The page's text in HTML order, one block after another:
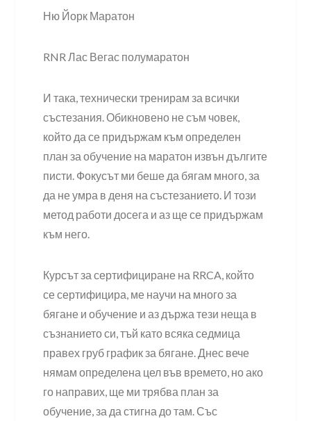
Ню Йорк Маратон
RNR Лас Вегас полумаратон
И така, технически тренирам за всички
състезания. Обикновено не съм човек,
който да се придържам към определен
план за обучение на маратон извън дългите
писти. Фокусът ми беше да бягам много, за
да не умра в деня на състезанието. И този
метод работи досега и аз ще се придържам
към него.
Курсът за сертифициране на RRCA, който
се сертифицира, ме научи на много за
бягане и обучение и аз държа тези неща в
съзнанието си, тъй като всяка седмица
правех груб график за бягане. Днес вече
нямам определена цел във времето, но ако
го направих, ще ми трябва план за
обучение, за да стигна до там. Със